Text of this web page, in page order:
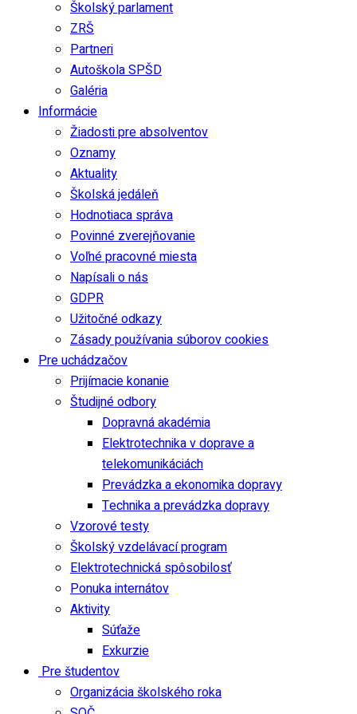
Školský parlament
ZRŠ
Partneri
Autoškola SPŠD
Galéria
Informácie
Žiadosti pre absolventov
Oznamy
Aktuality
Školská jedáleň
Hodnotiaca správa
Povinné zverejňovanie
Voľné pracovné miesta
Napísali o nás
GDPR
Užitočné odkazy
Zásady používania súborov cookies
Pre uchádzačov
Prijímacie konanie
Študijné odbory
Dopravná akadémia
Elektrotechnika v doprave a
telekomunikáciách
Prevádzka a ekonomika dopravy
Technika a prevádzka dopravy
Vzorové testy
Školský vzdelávací program
Elektrotechnická spôsobilosť
Ponuka internátov
Aktivity
Súťaže
Exkurzie
Pre študentov
Organizácia školského roka